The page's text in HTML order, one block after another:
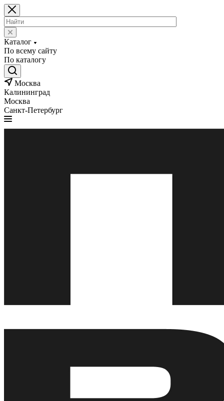
Каталог
По всему сайту
По каталогу
Москва
Калининград
Москва
Санкт-Петербург